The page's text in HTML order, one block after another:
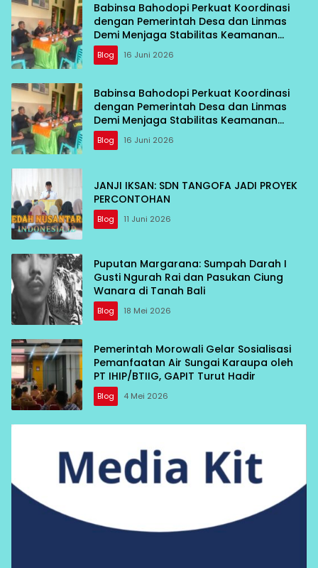
Babinsa Bahodopi Perkuat Koordinasi
dengan Pemerintah Desa dan Linmas
Demi Menjaga Stabilitas Keamanan
Wilayah
Blog 16 Juni 2026
Babinsa Bahodopi Perkuat Koordinasi
dengan Pemerintah Desa dan Linmas
Demi Menjaga Stabilitas Keamanan
Wilayah
Blog 16 Juni 2026
JANJI IKSAN: SDN TANGOFA JADI PROYEK
PERCONTOHAN
Blog 11 Juni 2026
Puputan Margarana: Sumpah Darah I
Gusti Ngurah Rai dan Pasukan Ciung
Wanara di Tanah Bali
Blog 18 Mei 2026
Pemerintah Morowali Gelar Sosialisasi
Pemanfaatan Air Sungai Karaupa oleh
PT IHIP/BTIIG, GAPIT Turut Hadir
Blog 4 Mei 2026